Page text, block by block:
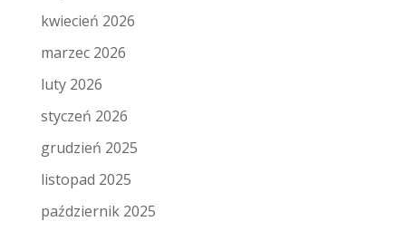
kwiecień 2026
marzec 2026
luty 2026
styczeń 2026
grudzień 2025
listopad 2025
październik 2025